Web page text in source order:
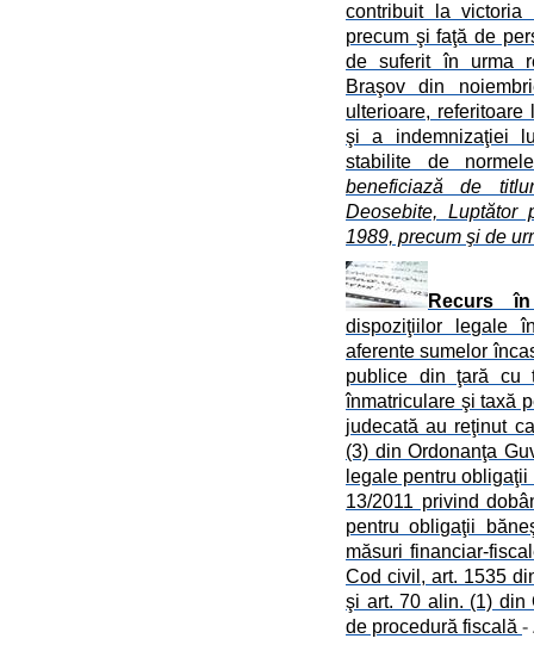
contribuit la victoria
precum şi faţă de
de suferit în urma
Braşov din
ulterioare,
şi a indemnizaţiei
stabilite de
beneficiază de
Deosebite, Luptător
1989, precum şi de
Recurs
dispoziţiilor legale
aferente sumelor
publice din ţară cu
înmatriculare şi taxă
judecată au reţinut
(3) din Ordonanţa
legale pentru
13/2011 privind
pentru obligaţii
măsuri financiar-
Cod civil, art. 1535
şi art. 70 alin. (1) din
de procedură fiscală -